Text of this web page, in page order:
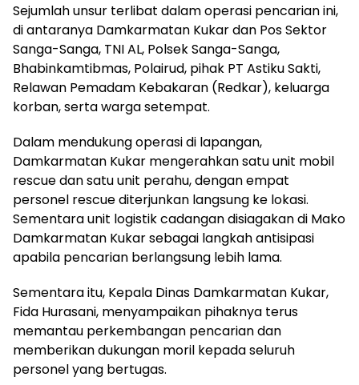
Sejumlah unsur terlibat dalam operasi pencarian ini,
di antaranya Damkarmatan Kukar dan Pos Sektor
Sanga-Sanga, TNI AL, Polsek Sanga-Sanga,
Bhabinkamtibmas, Polairud, pihak PT Astiku Sakti,
Relawan Pemadam Kebakaran (Redkar), keluarga
korban, serta warga setempat.
Dalam mendukung operasi di lapangan,
Damkarmatan Kukar mengerahkan satu unit mobil
rescue dan satu unit perahu, dengan empat
personel rescue diterjunkan langsung ke lokasi.
Sementara unit logistik cadangan disiagakan di Mako
Damkarmatan Kukar sebagai langkah antisipasi
apabila pencarian berlangsung lebih lama.
Sementara itu, Kepala Dinas Damkarmatan Kukar,
Fida Hurasani, menyampaikan pihaknya terus
memantau perkembangan pencarian dan
memberikan dukungan moril kepada seluruh
personel yang bertugas.